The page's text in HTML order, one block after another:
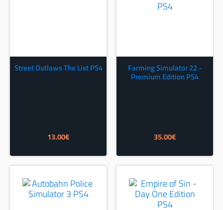
Street Outlaws The List PS4
13.00€
Farming Simulator 22 -
Premium Edition PS4
35.00€